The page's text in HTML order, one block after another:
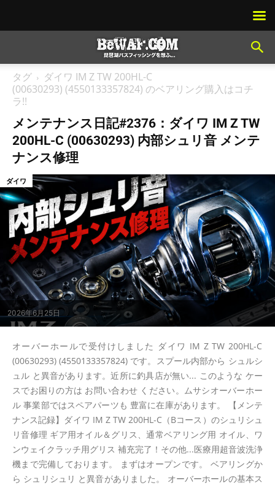
タグ
ダイワ IM Z TW 200HL-C
(00630293) (4550133357824) のベアリング購入はコチ
ラ!!
メンテナンス日記#2376：ダイワ IM Z TW
200HL-C (00630293) 内部シュリ音 メンテ
ナンス修理
2026年6月25日
ダイワ
オーバーホールで受付けしました ダイワ IM Z TW 200HL-C
(00630293) (4550133357824) です。スプール内部から シュルシ
ュル と異音があります。近所に釣具店が無い... このような ケー
スでお困りの方は お問い合わせ ください。ムサシオーバーホー
ル 事業部ではスペアパーツも 豊富に在庫があります。 【メンテ
ナンス記録】ダイワ IM Z TW 200HL-C（Bコース）のシュリシュ
リ音修理 ギア用オイル＆グリス、通常ベアリング用 オイル、ワ
ンウェイクラッチ用グリス 補充完了！その他...医療用超音波洗浄
機まで完備しております。 まずはオープンです。 ベアリングか
ら シュリシュリ と異音がありました。 オーバーホールの基本ス